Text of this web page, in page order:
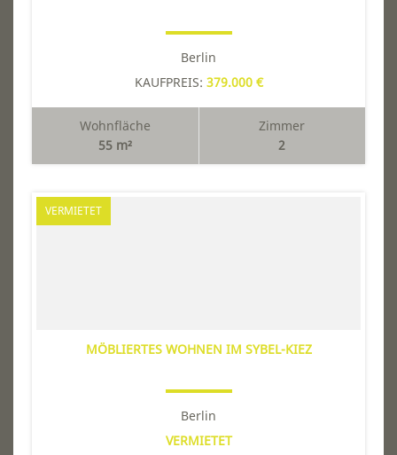
Berlin
KAUFPREIS: 379.000 €
Wohnfläche
55 m²
Zimmer
2
VERMIETET
MÖBLIERTES WOHNEN IM SYBEL-KIEZ
Berlin
VERMIETET